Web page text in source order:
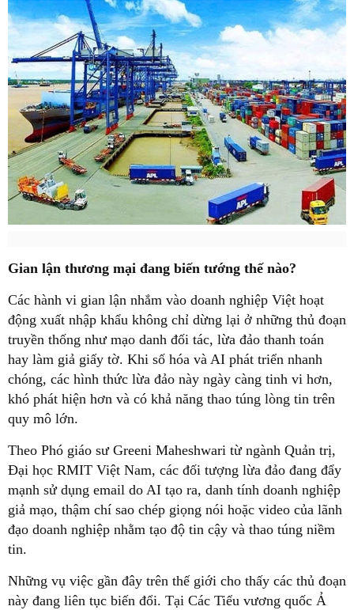
Gian lận thương mại đang biến tướng thế nào?
Các hành vi gian lận nhắm vào doanh nghiệp Việt hoạt
động xuất nhập khẩu không chỉ dừng lại ở những thủ đoạn
truyền thống như mạo danh đối tác, lừa đảo thanh toán
hay làm giả giấy tờ. Khi số hóa và AI phát triển nhanh
chóng, các hình thức lừa đảo này ngày càng tinh vi hơn,
khó phát hiện hơn và có khả năng thao túng lòng tin trên
quy mô lớn.
Theo Phó giáo sư Greeni Maheshwari từ ngành Quản trị,
Đại học RMIT Việt Nam, các đối tượng lừa đảo đang đẩy
mạnh sử dụng email do AI tạo ra, danh tính doanh nghiệp
giả mạo, thậm chí sao chép giọng nói hoặc video của lãnh
đạo doanh nghiệp nhằm tạo độ tin cậy và thao túng niềm
tin.
Những vụ việc gần đây trên thế giới cho thấy các thủ đoạn
này đang liên tục biến đổi. Tại Các Tiểu vương quốc Ả